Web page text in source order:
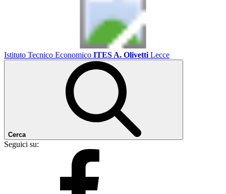
Istituto Tecnico Economico ITES A. Olivetti Lecce
Cerca
Seguici su: